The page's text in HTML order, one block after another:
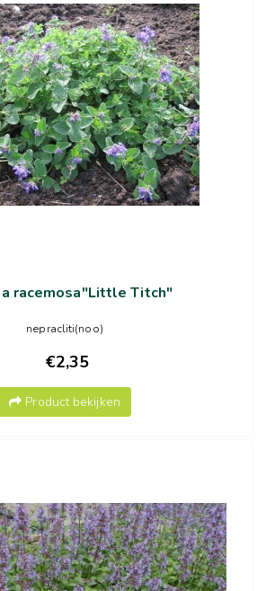
racemosa"Little Titch"
nepracliti(noo)
€2,35
Product bekijken